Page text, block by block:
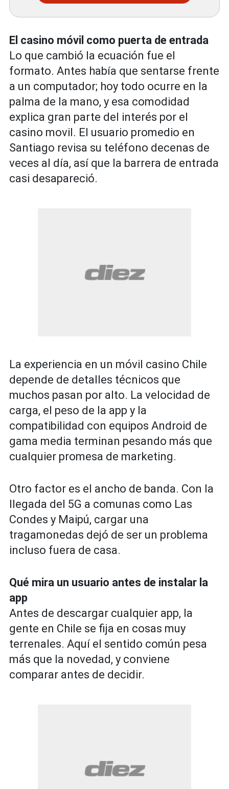
El casino móvil como puerta de entrada
Lo que cambió la ecuación fue el
formato. Antes había que sentarse frente
a un computador; hoy todo ocurre en la
palma de la mano, y esa comodidad
explica gran parte del interés por el
casino movil. El usuario promedio en
Santiago revisa su teléfono decenas de
veces al día, así que la barrera de entrada
casi desapareció.
La experiencia en un móvil casino Chile
depende de detalles técnicos que
muchos pasan por alto. La velocidad de
carga, el peso de la app y la
compatibilidad con equipos Android de
gama media terminan pesando más que
cualquier promesa de marketing.
Otro factor es el ancho de banda. Con la
llegada del 5G a comunas como Las
Condes y Maipú, cargar una
tragamonedas dejó de ser un problema
incluso fuera de casa.
Qué mira un usuario antes de instalar la
app
Antes de descargar cualquier app, la
gente en Chile se fija en cosas muy
terrenales. Aquí el sentido común pesa
más que la novedad, y conviene
comparar antes de decidir.